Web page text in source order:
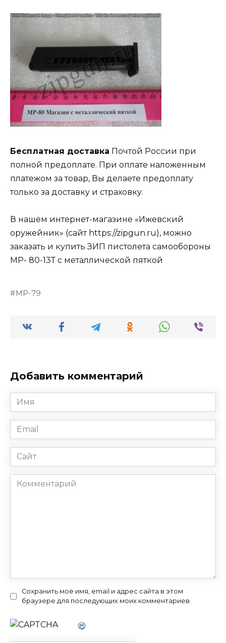
Бесплатная доставка Почтой России при
полной предоплате. При оплате наложенным
платежом за товар, Вы делаете предоплату
только за доставку и страховку.
В нашем интернет-магазине «Ижевский
оружейник» (сайт https://zipgun.ru), можно
заказать и купить ЗИП пистолета самообороны
МР- 80-13Т с металлической пяткой
МР-79
Добавить комментарий
Имя
*
Email
*
Сайт
Комментарий
Сохранить моё имя, email и адрес сайта в этом
браузере для последующих моих комментариев.